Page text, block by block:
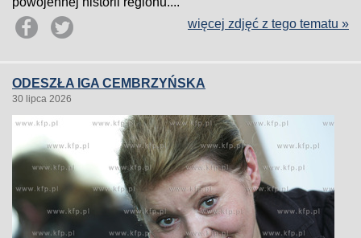
więcej zdjęć z tego tematu »
ODESZŁA IGA CEMBRZYŃSKA
30 lipca 2026